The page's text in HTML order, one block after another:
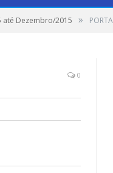
até Dezembro/2015 »
0